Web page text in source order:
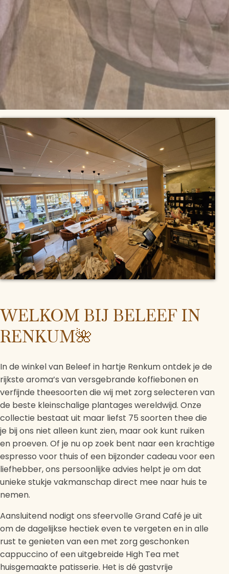
WELKOM BIJ BELEEF IN
RENKUM🌺
In de winkel van Beleef in hartje Renkum ontdek je de
rijkste aroma’s van versgebrande koffiebonen en
verfijnde theesoorten die wij met zorg selecteren van
de beste kleinschalige plantages wereldwijd. Onze
collectie bestaat uit maar liefst 75 soorten thee die
je bij ons niet alleen kunt zien, maar ook kunt ruiken
en proeven. Of je nu op zoek bent naar een krachtige
espresso voor thuis of een bijzonder cadeau voor een
liefhebber, ons persoonlijke advies helpt je om dat
unieke stukje vakmanschap direct mee naar huis te
nemen.
Aansluitend nodigt ons sfeervolle Grand Café je uit
om de dagelijkse hectiek even te vergeten en in alle
rust te genieten van een met zorg geschonken
cappuccino of een uitgebreide High Tea met
huisgemaakte patisserie. Het is dé gastvrije